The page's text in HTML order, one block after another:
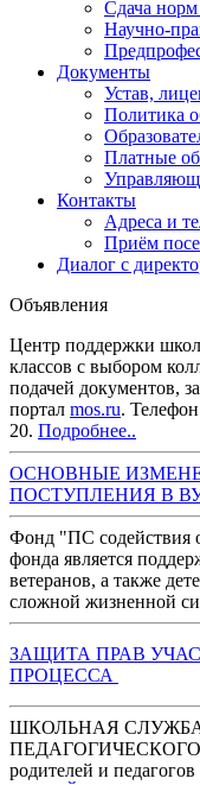
Сдача
Научно-
Документы
Устав,
Политика
Платные
Контакты
Адреса и
Приём
Диалог с
Объявления
Центр поддержки
классов с выбором
подачей документов,
портал mos.ru.
20. Подробнее..
ОСНОВНЫЕ
ПОСТУПЛЕНИЯ В
Фонд "ПС содействия
фонда является
ветеранов, а также
сложной жизненной
ЗАЩИТА ПРАВ
ПРОЦЕССА
ШКОЛЬНАЯ
ПЕДАГОГИЧЕСКОГО
родителей и педагогов